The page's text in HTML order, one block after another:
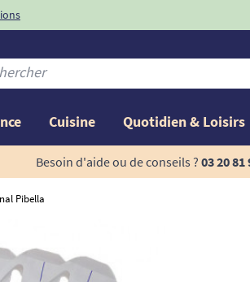
Cuisine Quotidien & Loisirs
Besoin d'aide ou de conseils ? 03 20 81
Pibella